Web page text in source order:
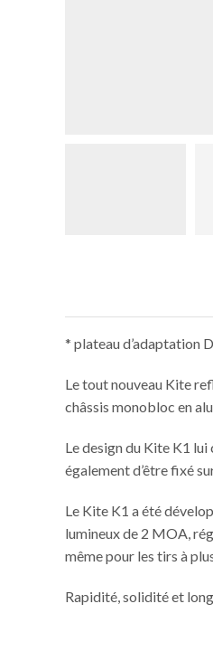
* plateau d’adaptation
Le tout nouveau Kite
châssis monobloc en
Le design du Kite K1
également d’être fixé
Le Kite K1 a été
lumineux de 2 MOA,
même pour les tirs à
Rapidité, solidité et